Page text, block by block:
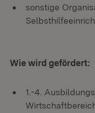
sonstige
Wie wird gefördert:
1.-4.